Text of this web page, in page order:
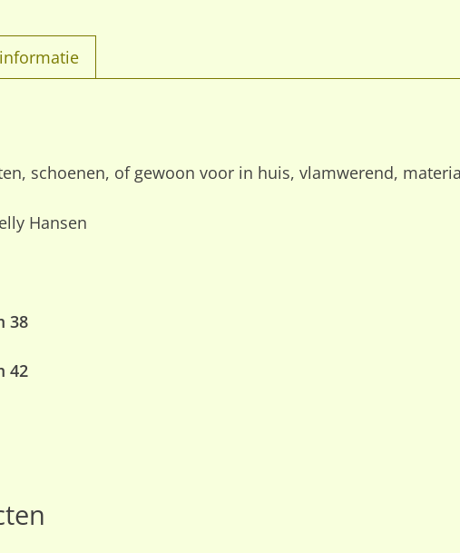
schoenen, of gewoon voor in huis, vlamwerend,
Hansen
38
42